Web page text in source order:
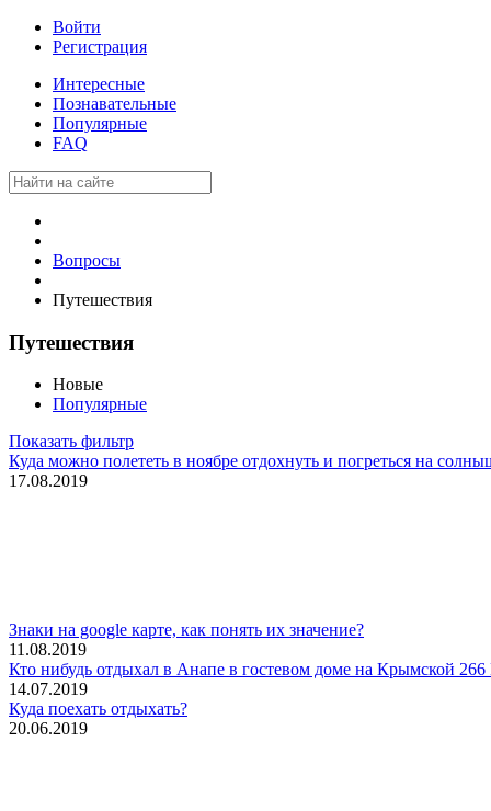
Войти
Регистрация
Интересные
Познавательные
Популярные
FAQ
Вопросы
Путешествия
Путешествия
Новые
Популярные
Показать фильтр
Куда можно полететь в ноябре отдохнуть и погреться на
17.08.2019
Знаки на google карте, как понять их значение?
11.08.2019
Кто нибудь отдыхал в Анапе в гостевом доме на Крымской
14.07.2019
Куда поехать отдыхать?
20.06.2019